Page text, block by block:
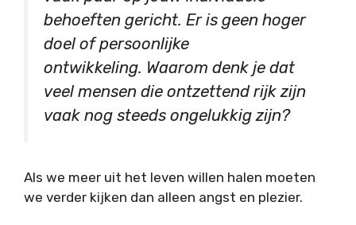
behoeften gericht. Er is geen hoger
doel of persoonlijke
ontwikkeling. Waarom denk je dat
veel mensen die ontzettend rijk zijn
vaak nog steeds ongelukkig zijn?
Als we meer uit het leven willen halen moeten
we verder kijken dan alleen angst en plezier.